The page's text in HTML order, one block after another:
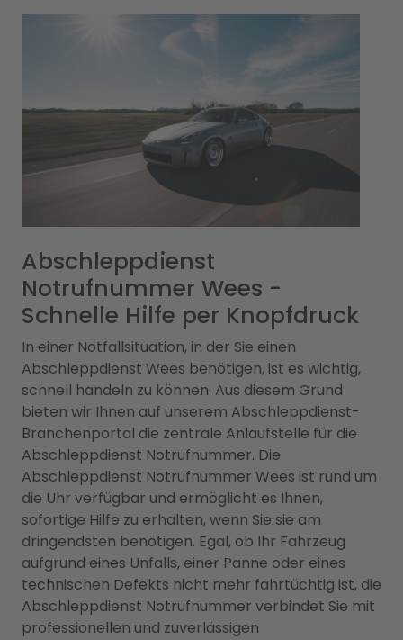
Abschleppdienst
Notrufnummer Wees -
Schnelle Hilfe per Knopfdruck
In einer Notfallsituation, in der Sie einen
Abschleppdienst Wees benötigen, ist es wichtig,
schnell handeln zu können. Aus diesem Grund
bieten wir Ihnen auf unserem Abschleppdienst-
Branchenportal die zentrale Anlaufstelle für die
Abschleppdienst Notrufnummer. Die
Abschleppdienst Notrufnummer Wees ist rund um
die Uhr verfügbar und ermöglicht es Ihnen,
sofortige Hilfe zu erhalten, wenn Sie sie am
dringendsten benötigen. Egal, ob Ihr Fahrzeug
aufgrund eines Unfalls, einer Panne oder eines
technischen Defekts nicht mehr fahrtüchtig ist, die
Abschleppdienst Notrufnummer verbindet Sie mit
professionellen und zuverlässigen